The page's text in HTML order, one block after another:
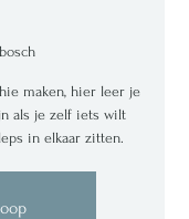
maken, hier leer je
als je zelf iets wilt
in elkaar zitten.